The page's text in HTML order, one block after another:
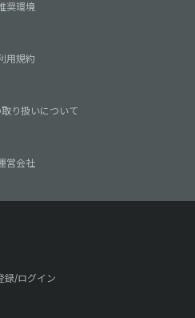
奨環境
用規約
り扱いについて
営会社
録/ログイン